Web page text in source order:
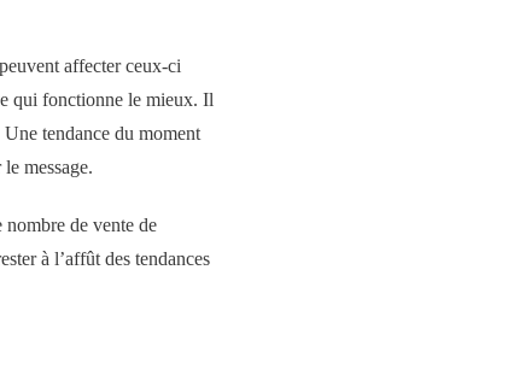
affecter ceux-ci
qui fonctionne le mieux. Il
tendance du moment
message.
nombre de vente de
à l’affût des tendances